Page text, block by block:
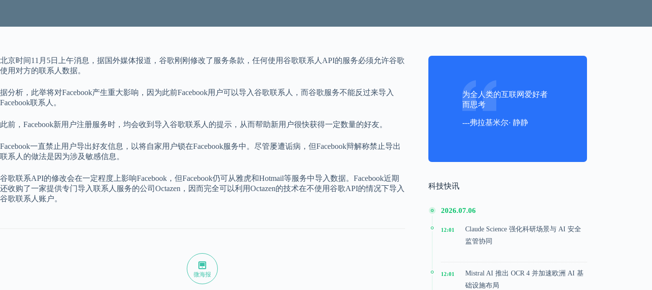
北京时间11月5日上午消息，据国外媒体报道，谷歌刚刚修改了服务条款，任何使用谷歌联系人API的服务必须允许谷歌
使用对方的联系人数据。
据分析，此举将对Facebook产生重大影响，因为此前Facebook用户可以导入谷歌联系人，而谷歌服务不能反过来导入
Facebook联系人。
此前，Facebook新用户注册服务时，均会收到导入谷歌联系人的提示，从而帮助新用户很快获得一定数量的好友。
Facebook一直禁止用户导出好友信息，以将自家用户锁在Facebook服务中。尽管屡遭诟病，但Facebook辩解称禁止导出
联系人的做法是因为涉及敏感信息。
谷歌联系API的修改会在一定程度上影响Facebook，但Facebook仍可从雅虎和Hotmail等服务中导入数据。Facebook近期
还收购了一家提供专门导入联系人服务的公司Octazen，因而完全可以利用Octazen的技术在不使用谷歌API的情况下导入
谷歌联系人账户。
微海报
为全人类的互联网爱好者
而思考
---弗拉基米尔· 静静
科技快讯
2026.07.06
12:01
Claude Science 强化科研场景与 AI 安全
监管协同
12:01
Mistral AI 推出 OCR 4 并加速欧洲 AI 基
础设施布局